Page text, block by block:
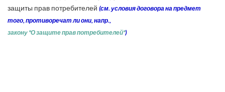
защиты прав потребителей (см. условия договора на предмет
того, противоречат ли они,напр.,
закону "О защите прав потребителей")